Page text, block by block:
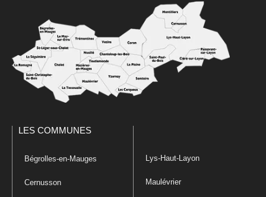
LES COMMUNES
Bégrolles-en-Mauges
Cernusson
Lys-Haut-Layon
Maulévrier